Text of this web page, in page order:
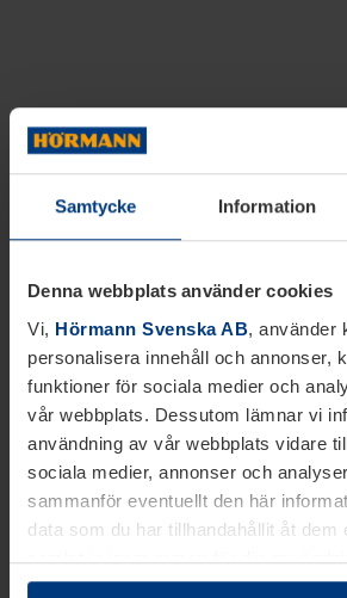
Samtycke Information
Denna webbplats använder cookies
Vi, Hörmann Svenska AB, använder
personalisera innehåll och annonser,
funktioner för sociala medier och
vår webbplats. Dessutom lämnar vi
användning av vår webbplats vidare
sociala medier, annonser och
sammanför eventuellt den här
data som du har tillhandahållit åt dem
samlat in inom ramen för din
Juridiskt kan vi lagra kakor på din